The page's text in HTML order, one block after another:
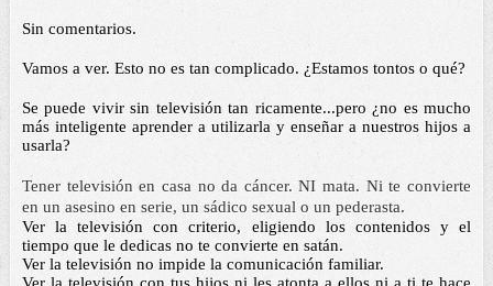
Sin comentarios.
Vamos a ver. Esto no es tan complicado. ¿Estamos tontos o qué?
Se puede vivir sin televisión tan ricamente...pero ¿no es mucho
más inteligente aprender a utilizarla y enseñar a nuestros hijos a
usarla?
Tener televisión en casa no da cáncer. NI mata. Ni te convierte
en un asesino en serie, un sádico sexual o un pederasta.
Ver la televisión con criterio, eligiendo los contenidos y el
tiempo que le dedicas no te convierte en satán.
Ver la televisión no impide la comunicación familiar.